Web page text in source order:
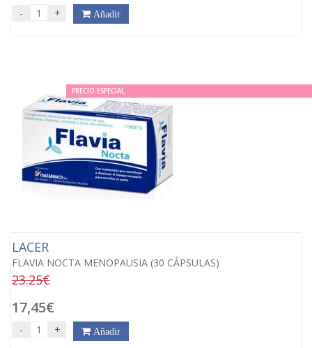
- + Añadir
PRECIO ESPECIAL
LACER
FLAVIA NOCTA MENOPAUSIA (30 CÁPSULAS)
23.25€
17,45€
- + Añadir